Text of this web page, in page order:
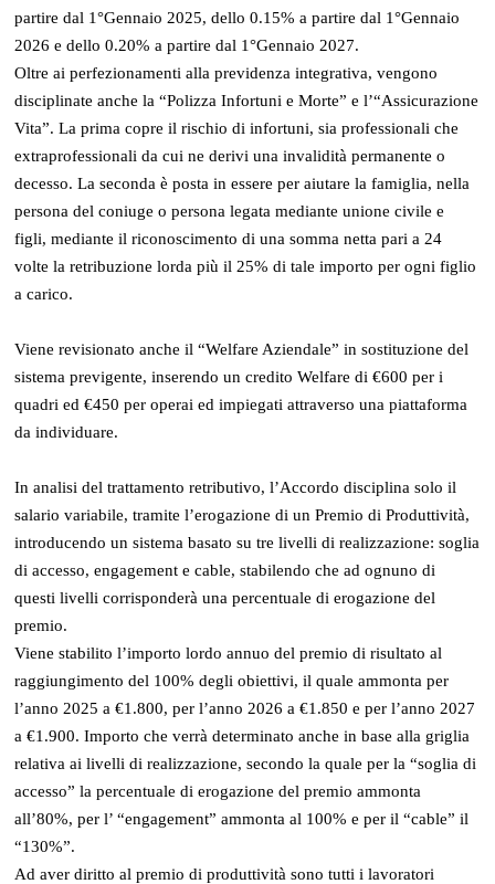
partire dal 1°Gennaio 2025, dello 0.15% a partire dal 1°Gennaio
2026 e dello 0.20% a partire dal 1°Gennaio 2027.
Oltre ai perfezionamenti alla previdenza integrativa, vengono
disciplinate anche la “Polizza Infortuni e Morte” e l’“Assicurazione
Vita”. La prima copre il rischio di infortuni, sia professionali che
extraprofessionali da cui ne derivi una invalidità permanente o
decesso. La seconda è posta in essere per aiutare la famiglia, nella
persona del coniuge o persona legata mediante unione civile e
figli, mediante il riconoscimento di una somma netta pari a 24
volte la retribuzione lorda più il 25% di tale importo per ogni figlio
a carico.
Viene revisionato anche il “Welfare Aziendale” in sostituzione del
sistema previgente, inserendo un credito Welfare di €600 per i
quadri ed €450 per operai ed impiegati attraverso una piattaforma
da individuare.
In analisi del trattamento retributivo, l’Accordo disciplina solo il
salario variabile, tramite l’erogazione di un Premio di Produttività,
introducendo un sistema basato su tre livelli di realizzazione: soglia
di accesso, engagement e cable, stabilendo che ad ognuno di
questi livelli corrisponderà una percentuale di erogazione del
premio.
Viene stabilito l’importo lordo annuo del premio di risultato al
raggiungimento del 100% degli obiettivi, il quale ammonta per
l’anno 2025 a €1.800, per l’anno 2026 a €1.850 e per l’anno 2027
a €1.900. Importo che verrà determinato anche in base alla griglia
relativa ai livelli di realizzazione, secondo la quale per la “soglia di
accesso” la percentuale di erogazione del premio ammonta
all’80%, per l’ “engagement” ammonta al 100% e per il “cable” il
“130%”.
Ad aver diritto al premio di produttività sono tutti i lavoratori